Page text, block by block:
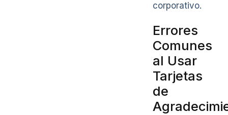
corporativo.
Errores
Comunes
al Usar
Tarjetas
de